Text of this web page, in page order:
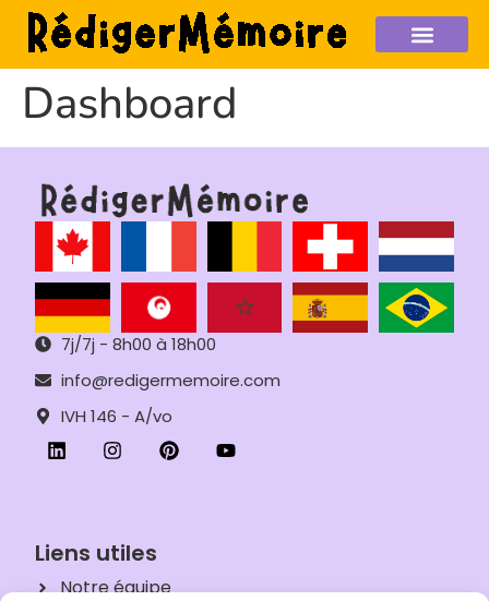
Dashboard
7j/7j - 8h00 à 18h00
info@redigermemoire.com
IVH 146 - A/vo
Liens utiles
Notre équipe